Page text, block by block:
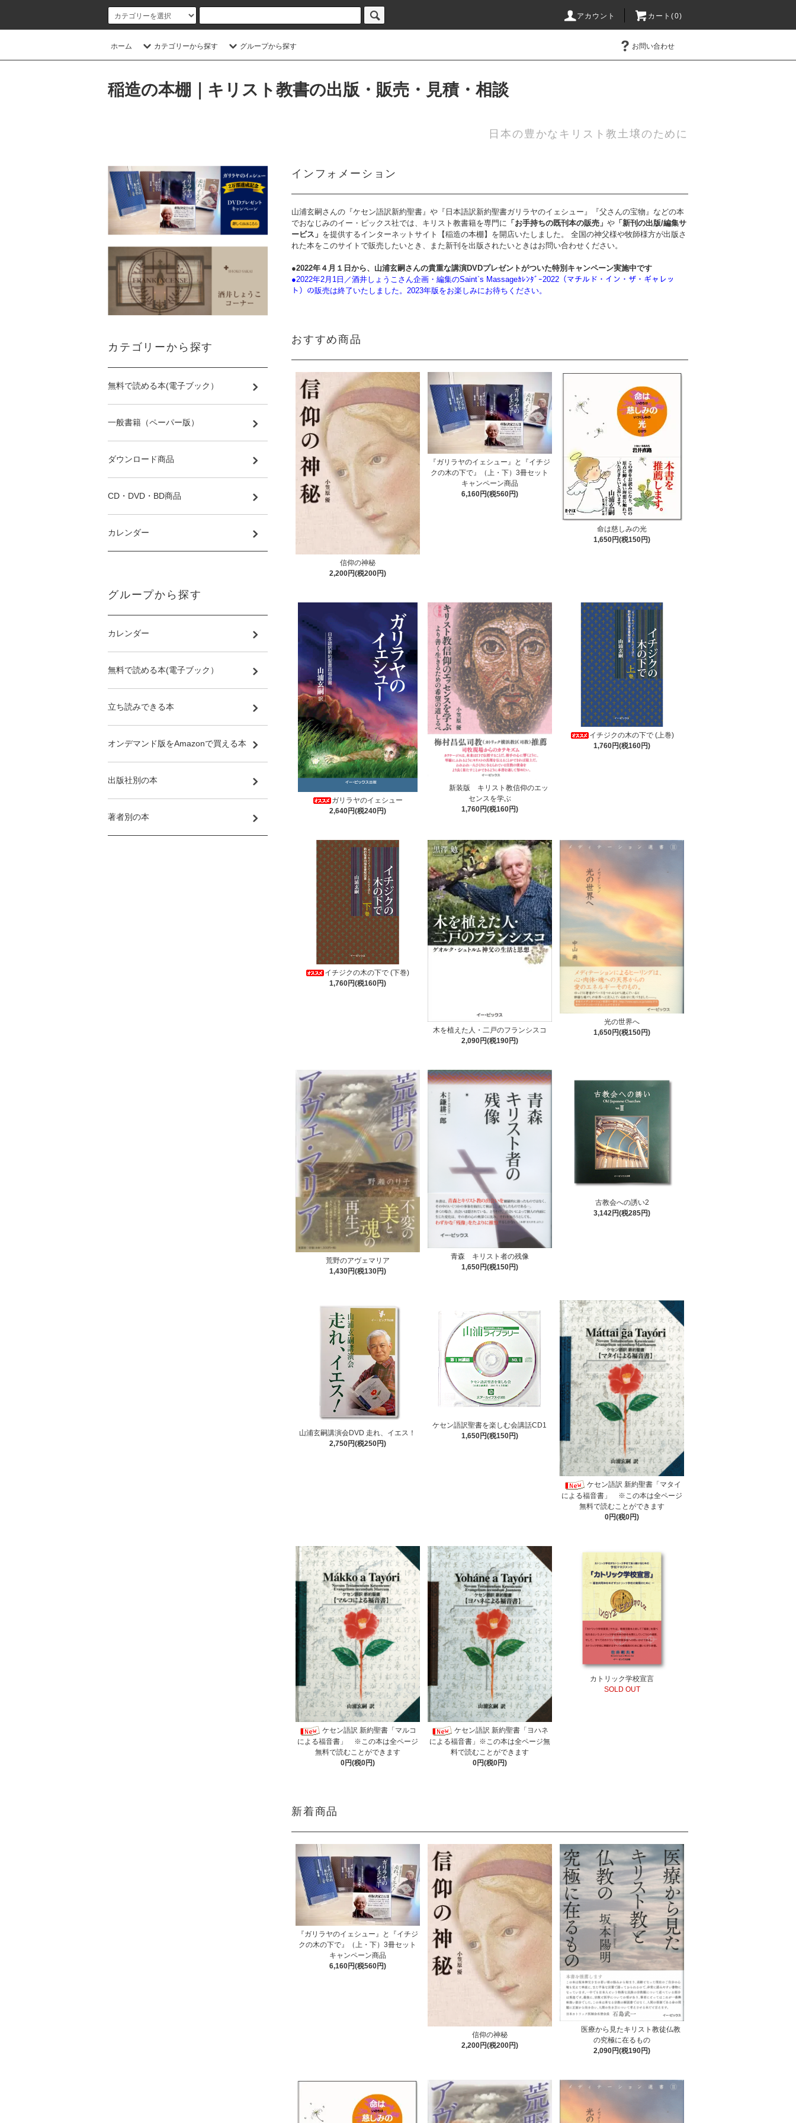
アカウント カート(0)
ホーム カテゴリーから探す グループから探す お問い合わせ
稲造の本棚｜キリスト教書の出版・販売・見積・相談
日本の豊かなキリスト教土壌のために
インフォメーション
山浦玄嗣さんの『ケセン語訳新約聖書』や『日本語訳新約聖書ガリラヤのイェシュー』『父さんの宝物』などの本
でおなじみのイー・ピックス社では、キリスト教書籍を専門に 「お手持ちの既刊本の販売」 や 「新刊の出版/編集サ
ービス」 を提供するインターネットサイト【稲造の本棚】を開店いたしました。 全国の神父様や牧師様方が出版さ
れた本をこのサイトで販売したいとき、また新刊を出版されたいときはお問い合わせ ください。
●2022年４月１日から、山浦玄嗣さんの貴重な講演DVDプレゼントがついた特別キャンペーン実施中です
●2022年2月1日／酒井しょうこさん企画・編集のSaint`s Massageｶﾚﾝﾀﾞｰ2022（マチルド・イン・ザ・ギャレッ
ト）の販売は終了いたしました。2023年版をお楽しみにお待ちください。
おすすめ商品
信仰の神秘
2,200円(税200円)
『ガリラヤのイェシュー』と『イチジ
クの木の下で』（上・下）3冊セット
キャンペーン商品
6,160円(税560円)
命は慈しみの光
1,650円(税150円)
ガリラヤのイェシュー
2,640円(税240円)
新装版 キリスト教信仰のエッ
センスを学ぶ
1,760円(税160円)
イチジクの木の下で (上巻)
1,760円(税160円)
イチジクの木の下で (下巻)
1,760円(税160円)
木を植えた人・二戸のフランシスコ
2,090円(税190円)
光の世界へ
1,650円(税150円)
荒野のアヴェマリア
1,430円(税130円)
青森 キリスト者の残像
1,650円(税150円)
古教会への誘い2
3,142円(税285円)
山浦玄嗣講演会DVD 走れ、イエス！
2,750円(税250円)
ケセン語訳聖書を楽しむ会講話CD1
1,650円(税150円)
ケセン語訳 新約聖書「マタイ
による福音書」 ※この本は全ページ
無料で読むことができます
0円(税0円)
ケセン語訳 新約聖書「マルコ
による福音書」 ※この本は全ページ
無料で読むことができます
0円(税0円)
ケセン語訳 新約聖書「ヨハネ
による福音書」※この本は全ページ無
料で読むことができます
0円(税0円)
カトリック学校宣言
SOLD OUT
新着商品
『ガリラヤのイェシュー』と『イチジ
クの木の下で』（上・下）3冊セット
キャンペーン商品
6,160円(税560円)
信仰の神秘
2,200円(税200円)
医療から見たキリスト教徒仏教
の究極に在るもの
2,090円(税190円)
カテゴリーから探す
無料で読める本(電子ブック）
一般書籍（ペーパー版）
ダウンロード商品
CD・DVD・BD商品
カレンダー
グループから探す
カレンダー
無料で読める本(電子ブック）
立ち読みできる本
オンデマンド版をAmazonで買える本
出版社別の本
著者別の本